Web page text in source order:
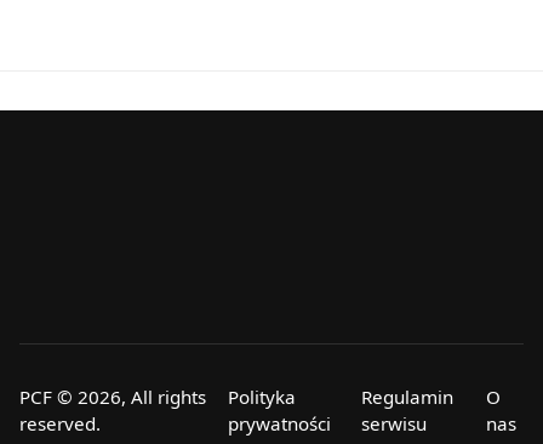
PCF © 2026, All rights
reserved.
Polityka
prywatności
Regulamin
serwisu
O
nas